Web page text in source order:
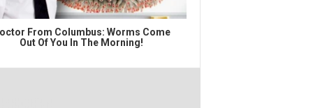
From Columbus: Worms Come
Out Of You In The Morning!